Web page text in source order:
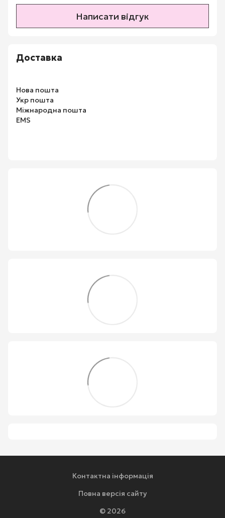
Написати відгук
Доставка
Нова пошта
Укр пошта
Міжнародна пошта
EMS
Контактна інформація
Повна версія сайту
© 2026